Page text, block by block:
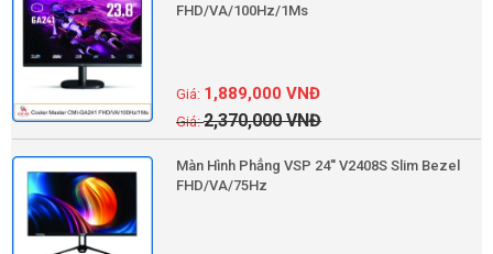
FHD/VA/100Hz/1Ms
2,370,000VNĐ
1,889,000VNĐ
Màn Hình Phẳng VSP 24'' V2408S Slim Bezel
FHD/VA/75Hz